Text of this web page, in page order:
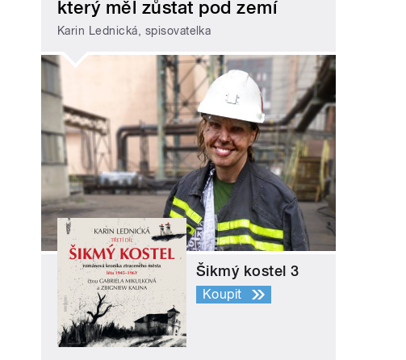
který měl zůstat pod zemí
Karin Lednická, spisovatelka
Šikmý kostel 3
Koupit